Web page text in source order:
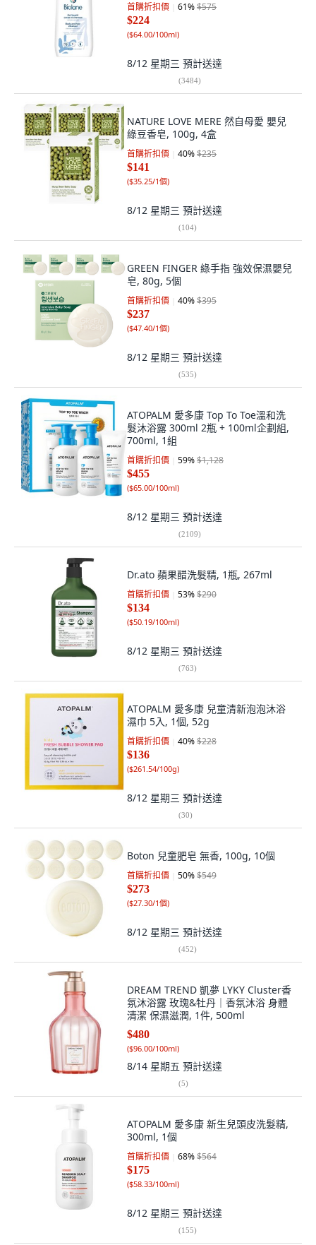
首購折扣價 61%$575
$224
($64.00/100ml)
8/12 星期三 預計送達
(3484)
NATURE LOVE MERE 然自母愛 嬰兒
綠豆香皂, 100g, 4盒
首購折扣價 40%$235
$141
($35.25/1個)
8/12 星期三 預計送達
(104)
GREEN FINGER 綠手指 強效保濕嬰兒
皂, 80g, 5個
首購折扣價 40%$395
$237
($47.40/1個)
8/12 星期三 預計送達
(535)
ATOPALM 愛多康 Top To Toe溫和洗
髮沐浴露 300ml 2瓶 + 100ml企劃組,
700ml, 1組
首購折扣價 59%$1,128
$455
($65.00/100ml)
8/12 星期三 預計送達
(2109)
Dr.ato 蘋果醋洗髮精, 1瓶, 267ml
首購折扣價 53%$290
$134
($50.19/100ml)
8/12 星期三 預計送達
(763)
ATOPALM 愛多康 兒童清新泡泡沐浴
濕巾 5入, 1個, 52g
首購折扣價 40%$228
$136
($261.54/100g)
8/12 星期三 預計送達
(30)
Boton 兒童肥皂 無香, 100g, 10個
首購折扣價 50%$549
$273
($27.30/1個)
8/12 星期三 預計送達
(452)
DREAM TREND 凱夢 LYKY Cluster香
氛沐浴露 玫瑰&牡丹｜香氛沐浴 身體
清潔 保濕滋潤, 1件, 500ml
$480
($96.00/100ml)
8/14 星期五 預計送達
(5)
ATOPALM 愛多康 新生兒頭皮洗髮精,
300ml, 1個
首購折扣價 68%$564
$175
($58.33/100ml)
8/12 星期三 預計送達
(155)